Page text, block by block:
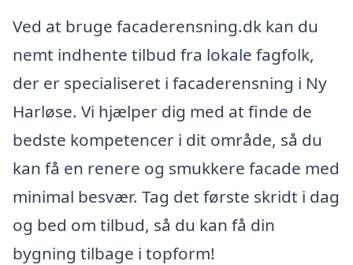
Ved at bruge facaderensning.dk kan du
nemt indhente tilbud fra lokale fagfolk,
der er specialiseret i facaderensning i Ny
Harløse. Vi hjælper dig med at finde de
bedste kompetencer i dit område, så du
kan få en renere og smukkere facade med
minimal besvær. Tag det første skridt i dag
og bed om tilbud, så du kan få din
bygning tilbage i topform!